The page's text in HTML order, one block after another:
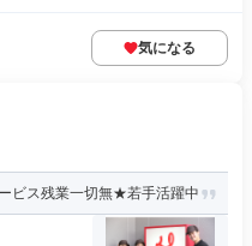
気になる
ビス残業一切無★若手活躍中